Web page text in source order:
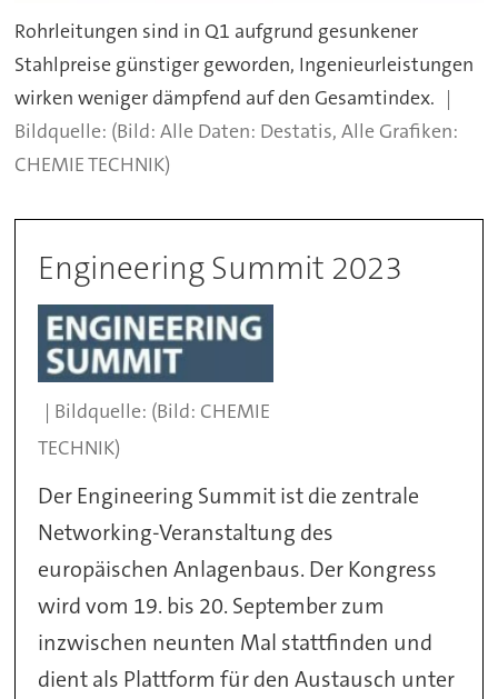
Rohrleitungen sind in Q1 aufgrund gesunkener
Stahlpreise günstiger geworden, Ingenieurleistungen
wirken weniger dämpfend auf den Gesamtindex.
(Bild: Alle Daten: Destatis, Alle Grafiken:
CHEMIE TECHNIK)
Engineering Summit 2023
(Bild: CHEMIE
TECHNIK)
Der Engineering Summit ist die zentrale
Networking-Veranstaltung des
europäischen Anlagenbaus. Der Kongress
wird vom 19. bis 20. September zum
inzwischen neunten Mal stattfinden und
dient als Plattform für den Austausch unter